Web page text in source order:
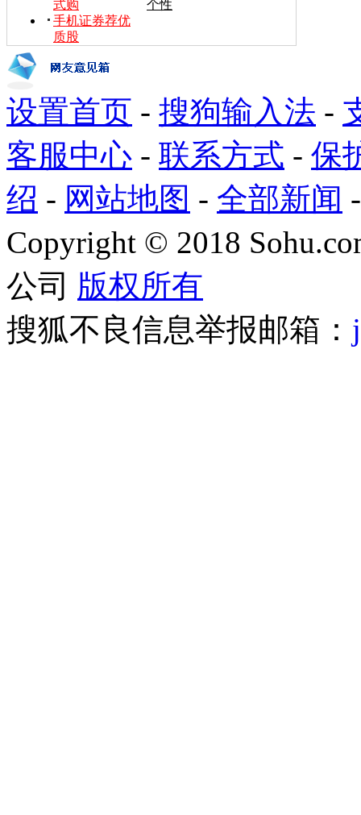
式购
个性
手机证券荐优
质股
设置首页 - 搜狗输入法 -
客服中心 - 联系方式 - 保
绍 - 网站地图 - 全部新闻
Copyright © 2018
公司 版权所有
搜狐不良信息举报邮箱：